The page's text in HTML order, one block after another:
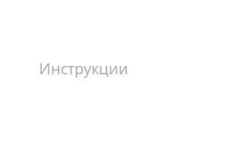
Инструкции